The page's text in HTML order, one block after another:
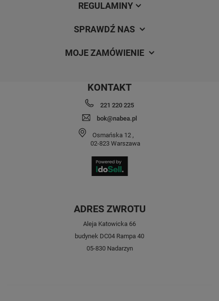
REGULAMINY
SPRAWDŹ NAS
MOJE ZAMÓWIENIE
KONTAKT
221 220 225
bok@nabea.pl
Osmańska 12 ,
02-823 Warszawa
ADRES ZWROTU
Aleja Katowicka 66
budynek DC04 Rampa 40
05-830 Nadarzyn